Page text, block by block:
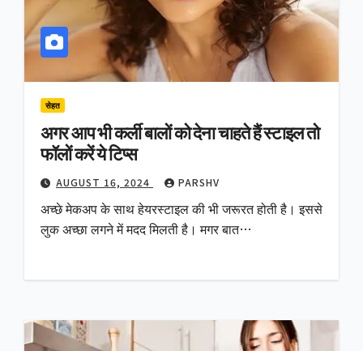
सेहत
अगर आप भी कर्ली बालों को देना चाहते हैं स्टाइल तो
फॉलों करें ये टिप्स
AUGUST 16, 2024 PARSHV
अच्छे मेकअप के साथ हेयरस्टाइल की भी जरूरत होती है। इससे
लुक अच्छा लगने में मदद मिलती है। मगर बात…